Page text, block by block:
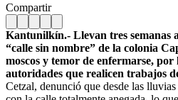
Compartir
Kantunilkín.- Llevan tres semanas
“calle sin nombre” de la colonia
moscos y temor de enfermarse, por
autoridades que realicen trabajos
Cetzal, denunció que desde las